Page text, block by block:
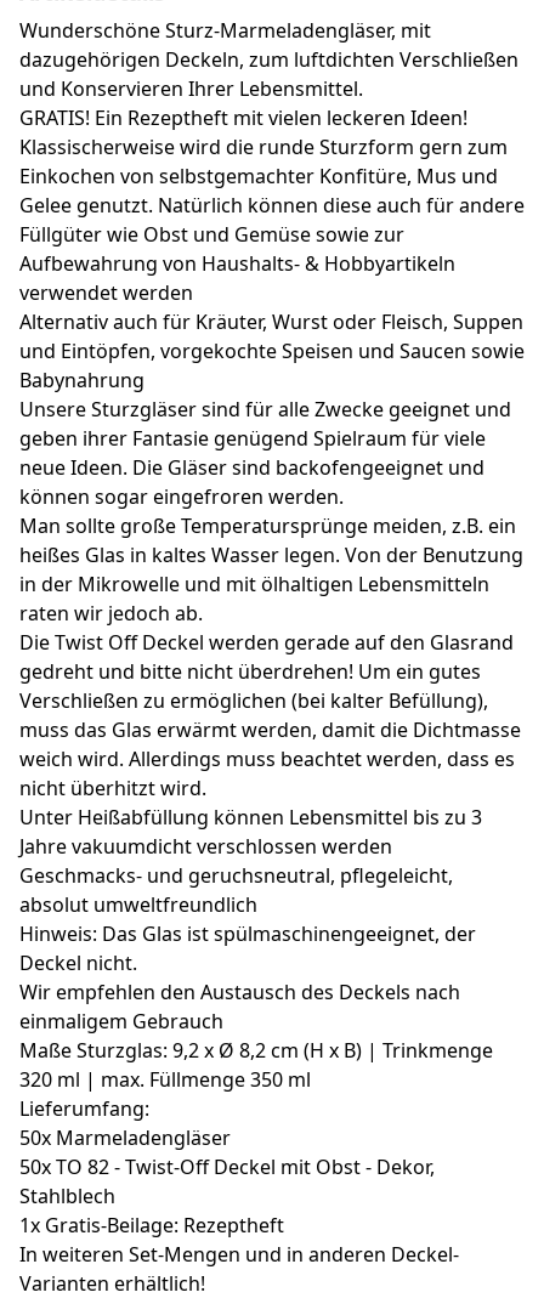
Wunderschöne Sturz-Marmeladengläser, mit
dazugehörigen Deckeln, zum luftdichten Verschließen
und Konservieren Ihrer Lebensmittel.
GRATIS! Ein Rezeptheft mit vielen leckeren Ideen!
Klassischerweise wird die runde Sturzform gern zum
Einkochen von selbstgemachter Konfitüre, Mus und
Gelee genutzt. Natürlich können diese auch für andere
Füllgüter wie Obst und Gemüse sowie zur
Aufbewahrung von Haushalts- & Hobbyartikeln
verwendet werden
Alternativ auch für Kräuter, Wurst oder Fleisch, Suppen
und Eintöpfen, vorgekochte Speisen und Saucen sowie
Babynahrung
Unsere Sturzgläser sind für alle Zwecke geeignet und
geben ihrer Fantasie genügend Spielraum für viele
neue Ideen. Die Gläser sind backofengeeignet und
können sogar eingefroren werden.
Man sollte große Temperatursprünge meiden, z.B. ein
heißes Glas in kaltes Wasser legen. Von der Benutzung
in der Mikrowelle und mit ölhaltigen Lebensmitteln
raten wir jedoch ab.
Die Twist Off Deckel werden gerade auf den Glasrand
gedreht und bitte nicht überdrehen! Um ein gutes
Verschließen zu ermöglichen (bei kalter Befüllung),
muss das Glas erwärmt werden, damit die Dichtmasse
weich wird. Allerdings muss beachtet werden, dass es
nicht überhitzt wird.
Unter Heißabfüllung können Lebensmittel bis zu 3
Jahre vakuumdicht verschlossen werden
Geschmacks- und geruchsneutral, pflegeleicht,
absolut umweltfreundlich
Hinweis: Das Glas ist spülmaschinengeeignet, der
Deckel nicht.
Wir empfehlen den Austausch des Deckels nach
einmaligem Gebrauch
Maße Sturzglas: 9,2 x Ø 8,2 cm (H x B) | Trinkmenge
320 ml | max. Füllmenge 350 ml
Lieferumfang:
50x Marmeladengläser
50x TO 82 - Twist-Off Deckel mit Obst - Dekor,
Stahlblech
1x Gratis-Beilage: Rezeptheft
In weiteren Set-Mengen und in anderen Deckel-
Varianten erhältlich!